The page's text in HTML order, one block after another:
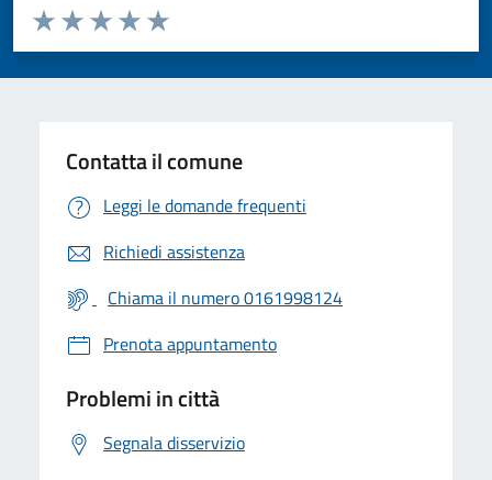
Valuta da 1 a 5 stelle la pagina
Valuta 5 stelle su 5
Valuta 4 stelle su 5
Valuta 3 stelle su 5
Valuta 2 stelle su 5
Valuta 1 stelle su 5
Contatta il comune
Leggi le domande frequenti
Richiedi assistenza
Chiama il numero 0161998124
Prenota appuntamento
Problemi in città
Segnala disservizio